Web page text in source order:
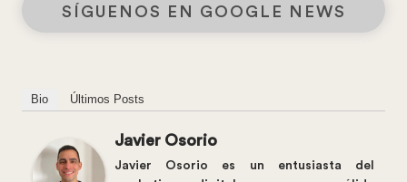
SÍGUENOS EN GOOGLE NEWS
Bio Últimos Posts
Javier Osorio
Javier Osorio es un entusiasta del